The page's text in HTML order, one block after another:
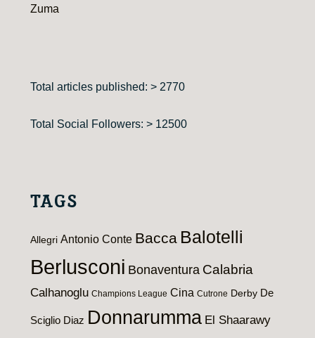
Zuma
Total articles published: > 2770
Total Social Followers: > 12500
TAGS
Allegri Antonio Conte Bacca Balotelli
Berlusconi Bonaventura Calabria
Calhanoglu Champions League Cina Cutrone Derby De
Sciglio Diaz Donnarumma El Shaarawy